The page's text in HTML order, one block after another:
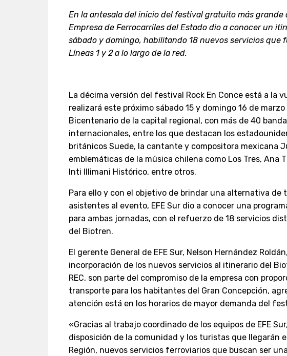
En la antesala del inicio del festival gratuito más grande
Empresa de Ferrocarriles del Estado dio a conocer un
sábado y domingo, habilitando 18 nuevos servicios que
Líneas 1 y 2 a lo largo de la red.
La décima versión del festival Rock En Conce está a la
realizará este próximo sábado 15 y domingo 16 de
Bicentenario de la capital regional, con más de 40
internacionales, entre los que destacan los
británicos Suede, la cantante y compositora mexicana
emblemáticas de la música chilena como Los Tres, Ana
Inti Illimani Histórico, entre otros.
Para ello y con el objetivo de brindar una alternativa de
asistentes al evento, EFE Sur dio a conocer una
para ambas jornadas, con el refuerzo de 18 servicios
del Biotren.
El gerente General de EFE Sur, Nelson Hernández
incorporación de los nuevos servicios al itinerario del
REC, son parte del compromiso de la empresa con
transporte para los habitantes del Gran Concepción,
atención está en los horarios de mayor demanda del
«Gracias al trabajo coordinado de los equipos de EFE
disposición de la comunidad y los turistas que llegarán
Región, nuevos servicios ferroviarios que buscan ser